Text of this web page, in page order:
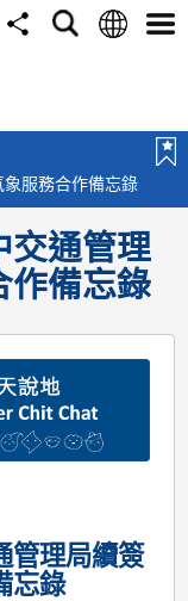
分
搜
語
選
服務合作備忘錄
交通管理
作備忘錄
管理局續簽
忘錄